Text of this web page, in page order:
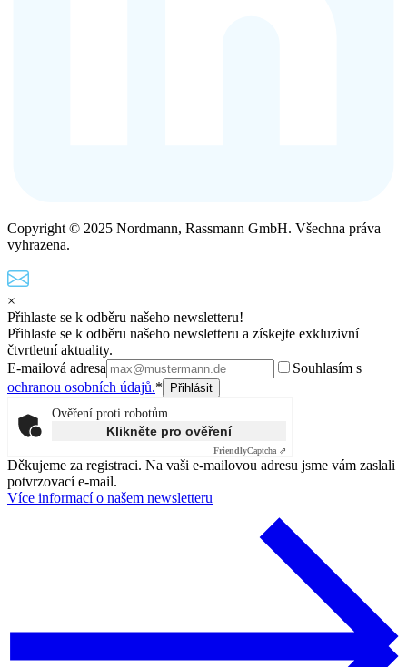
Copyright © 2025 Nordmann, Rassmann GmbH. Všechna práva
vyhrazena.
×
Přihlaste se k odběru našeho newsletteru!
Přihlaste se k odběru našeho newsletteru a získejte exkluzivní
čtvrtletní aktuality.
E-mailová adresa
Souhlasím s
ochranou osobních údajů.*
Ověření proti robotům
Klikněte pro ověření
FriendlyCaptcha ⇗
Děkujeme za registraci. Na vaši e-mailovou adresu jsme vám zaslali
potvrzovací e-mail.
Více informací o našem newsletteru